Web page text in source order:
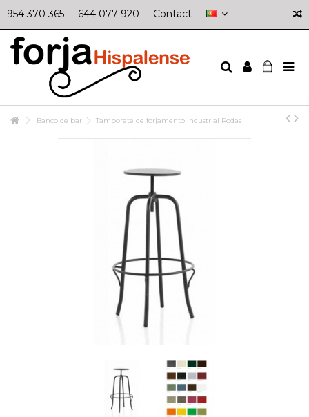
954 370 365 644 077 920 Contact
Banco de bar Tamborete de forjamento industrial Rodas